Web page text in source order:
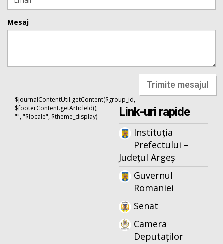
Mesaj
Trimite mesajul
$journalContentUtil.getContent($group_id,
$footerContent.getArticleId(),
"", "$locale", $theme_display)
Link-uri rapide
Instituția
Prefectului –
Județul Argeș
Guvernul
Romaniei
Senat
Camera
Deputaților